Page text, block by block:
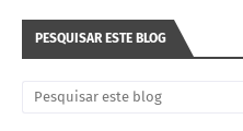
PESQUISAR ESTE BLOG